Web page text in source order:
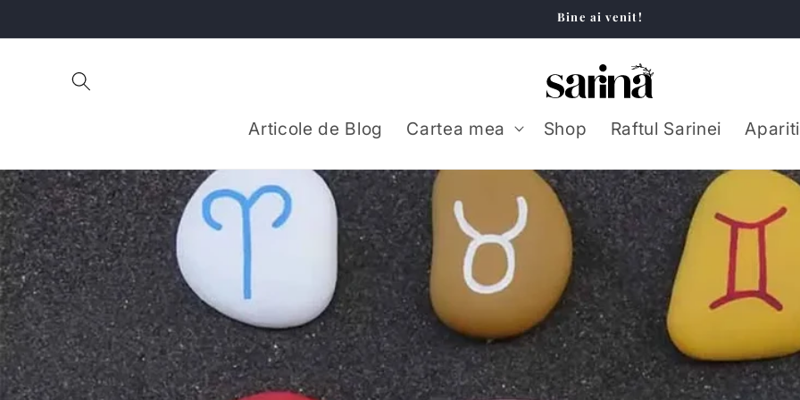
Bine ai venit!
Articole de Blog Cartea mea Shop Raftul Sarinei